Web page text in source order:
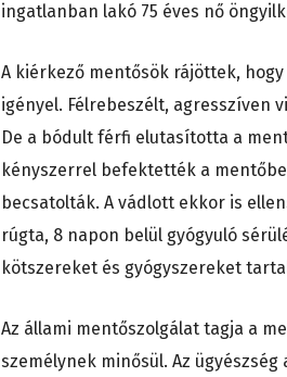
ingatlanban lakó 75 éves nő
A kiérkező mentősök rájöttek,
igényel. Félrebeszélt, agresszíven
De a bódult férfi elutasította a
kényszerrel befektették a
becsatolták. A vádlott ekkor is
rúgta, 8 napon belül gyógyuló
kötszereket és gyógyszereket
Az állami mentőszolgálat tagja a
személynek minősül. Az